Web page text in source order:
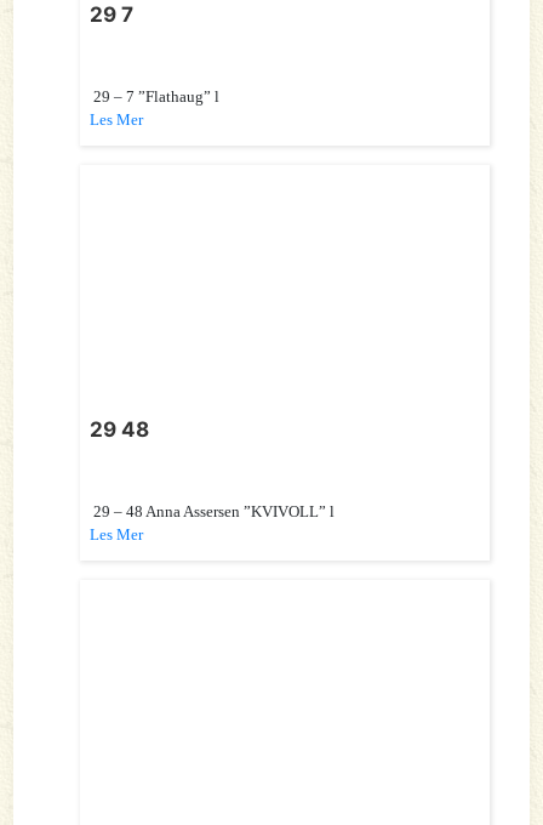
29 7
29 – 7 ”Flathaug” l
Les Mer
29 48
29 – 48 Anna Assersen ”KVIVOLL” l
Les Mer